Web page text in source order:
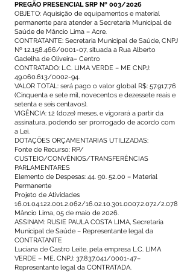
PREGÃO PRESENCIAL SRP Nº 003/2026
OBJETO: Aquisição de equipamentos e material
permanente para atender a Secretaria Municipal de
Saúde de Mâncio Lima – Acre.
CONTRATANTE: Secretaria Municipal de Saúde, CNPJ
Nº 12.158.466/0001-07, situada a Rua Alberto
Gadelha de Oliveira– Centro
CONTRATADO: L.C. LIMA VERDE – ME CNPJ:
49.060.613/0002-94.
VALOR TOTAL: será pago o valor global R$: 57.917,76
(Cinquenta e sete mil, novecentos e dezessete reais e
setenta e seis centavos).
VIGÊNCIA: 12 (doze) meses, e vigorará a partir da
assinatura, podendo ser prorrogado de acordo com
a Lei.
DOTAÇÕES ORÇAMENTARIAS UTILIZADAS:
Fonte de Recurso: RP/
CUSTEIO/CONVÊNIOS/TRANSFERÊNCIAS
PARLAMENTARES
Elemento de Despesas: 44. 90. 52.00 – Material
Permanente
Projeto de Atividades
16.01.04.122.001.2.062/16.02.10.301.0007.2.072/2.078
Mâncio Lima, 05 de maio de 2026.
ASSINAM: RUSIE PAULA COSTA LIMA, Secretaria
Municipal de Saúde – Representante legal da
CONTRATANTE
Luciana de Castro Leite, pela empresa L.C. LIMA
VERDE – ME, CNPJ: 37.837.041/0001-47–
Representante legal da CONTRATADA.